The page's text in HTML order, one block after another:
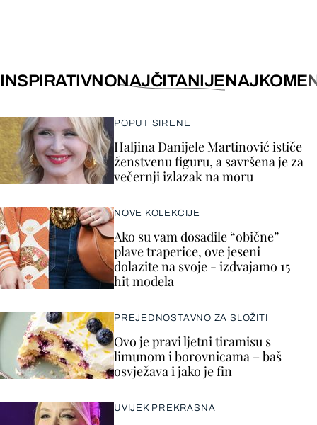
INSPIRATIVNONAJČITANIJE
POPUT SIRENE
Haljina Danijele Martinović ističe
ženstvenu figuru, a savršena je za
večernji izlazak na moru
NOVE KOLEKCIJE
Ako su vam dosadile “obične”
plave traperice, ove jeseni
dolazite na svoje - izdvajamo 15
hit modela
PREJEDNOSTAVNO ZA SLOŽITI
Ovo je pravi ljetni tiramisu s
limunom i borovnicama – baš
osvježava i jako je fin
UVIJEK PREKRASNA